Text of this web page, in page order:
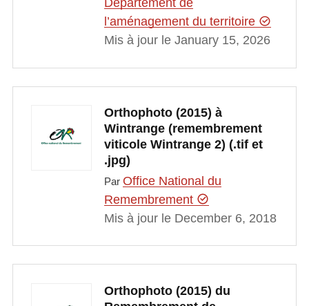
Département de
l’aménagement du territoire
Mis à jour le January 15, 2026
Orthophoto (2015) à
Wintrange (remembrement
viticole Wintrange 2) (.tif et
.jpg)
Par Office National du
Remembrement
Mis à jour le December 6, 2018
Orthophoto (2015) du